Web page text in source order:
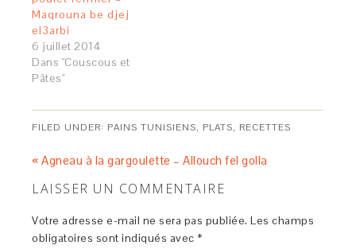
Maqrouna be djej
el3arbi
6 juillet 2014
Dans "Couscous et
Pâtes"
FILED UNDER: PAINS TUNISIENS, PLATS, RECETTES
« Agneau à la gargoulette – Allouch fel golla
LAISSER UN COMMENTAIRE
Votre adresse e-mail ne sera pas publiée. Les champs
obligatoires sont indiqués avec *